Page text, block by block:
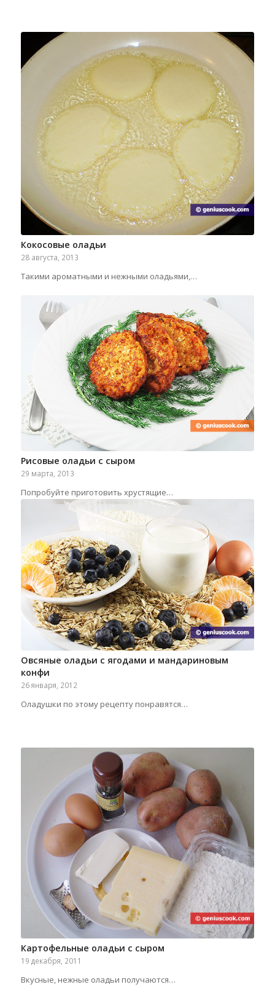
Кокосовые оладьи
28 августа, 2013
Такими ароматными и нежными оладьями,…
Рисовые оладьи с сыром
29 марта, 2013
Попробуйте приготовить хрустящие…
Овсяные оладьи с ягодами и мандариновым
конфи
26 января, 2012
Оладушки по этому рецепту понравятся…
Картофельные оладьи с сыром
19 декабря, 2011
Вкусные, нежные оладьи получаются…